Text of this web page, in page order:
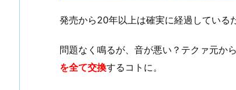
発売から20年以上は確実に経過している
問題なく鳴るが、音が悪い？テクァ元か
を全て交換するコトに。